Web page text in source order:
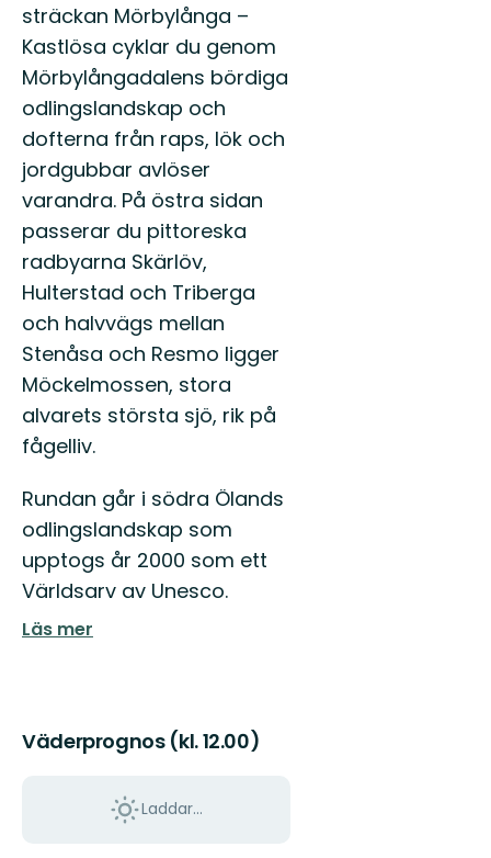
sträckan Mörbylånga –
Kastlösa cyklar du genom
Mörbylångadalens bördiga
odlingslandskap och
dofterna från raps, lök och
jordgubbar avlöser
varandra. På östra sidan
passerar du pittoreska
radbyarna Skärlöv,
Hulterstad och Triberga
och halvvägs mellan
Stenåsa och Resmo ligger
Möckelmossen, stora
alvarets största sjö, rik på
fågelliv.
Rundan går i södra Ölands
odlingslandskap som
upptogs år 2000 som ett
Världsarv av Unesco.
Läs mer
Väderprognos (kl. 12.00)
Laddar...